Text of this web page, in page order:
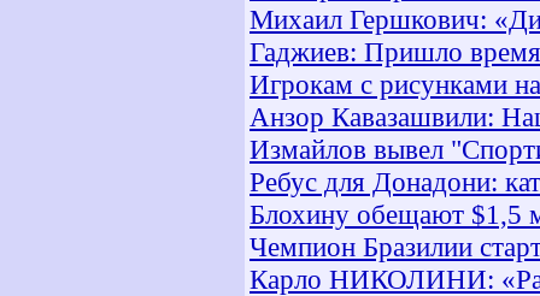
Михаил Гершкович:
Гаджиев: Пришло время
Игрокам с рисунками
Анзор Кавазашвили:
Измайлов вывел
Ребус для Донадони:
Блохину обещают $1,5
Чемпион Бразилии
Карло НИКОЛИНИ: